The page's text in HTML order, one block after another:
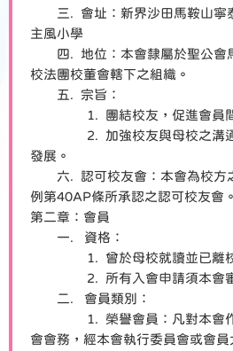
三. 會址：新界沙田馬鞍山寧
主風小學
四. 地位：本會隸屬於聖公會
校法團校董會轄下之組織。
五. 宗旨：
1. 團結校友，促進會員間
2. 加強校友與母校之溝通
發展。
六. 認可校友會：本會為校方
例第40AP條所承認之認可校友會。
第二章：會員
一. 資格：
1. 曾於母校就讀並已離校者
2. 所有入會申請須本會審
二. 會員類別：
1. 榮譽會員：凡對本會作
會會務，經本會執行委員會或會員